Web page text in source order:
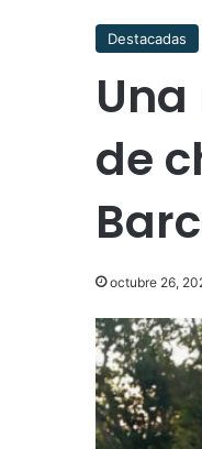
Destacadas
de
octubre 26,